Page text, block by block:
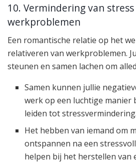
10. Vermindering van
werkproblemen
Een romantische relatie op het
relativeren van werkproblemen.
steunen en samen lachen om
Samen kunnen jullie
werk op een luchtige manier
leiden tot stressvermindering.
Het hebben van iemand om
ontspannen na een
helpen bij het herstellen van